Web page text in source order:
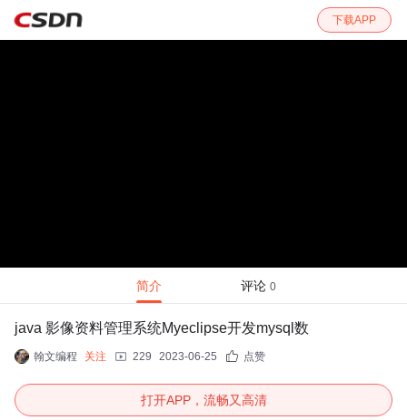
下载APP
简介 评论 0
java 影像资料管理系统Myeclipse开发mysql数
翰文编程 关注 229 2023-06-25 点赞
打开APP，流畅又高清